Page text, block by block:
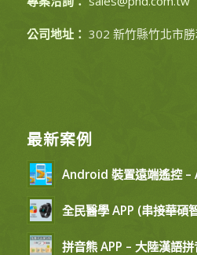
公司地址： 302 新竹縣竹北市
最新案例
Android 裝置遠端遙控 –
全民醫學 APP (串接華碩
拼音熊 APP – 大陸漢語拼